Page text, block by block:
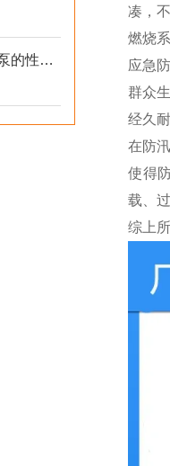
如何提高手台式柴油机动消防泵的性能？
凑，
燃烧
应急
群众
经久
在防
使得
载、
综上